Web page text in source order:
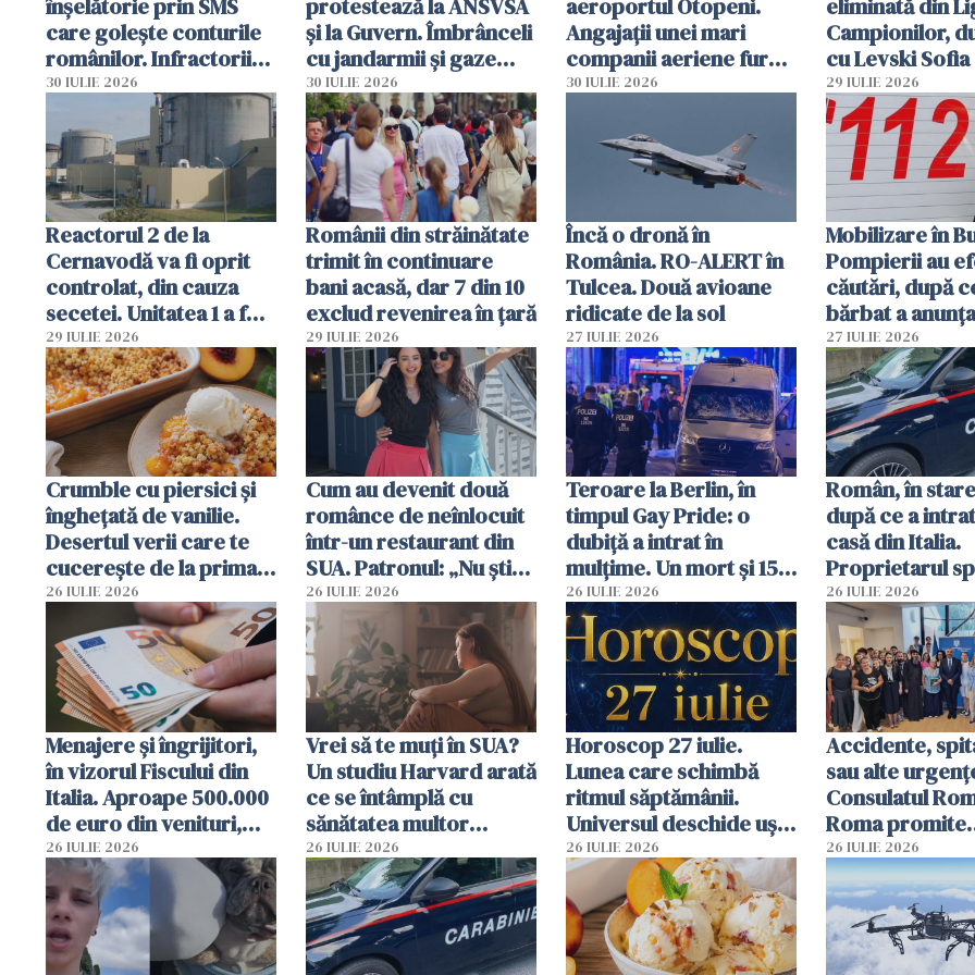
care golește conturile
românilor. Infractorii
folosesc numele
Ghișeul.ro și al Poliției
Române
30 IULIE 2026
și la Guvern. Îmbrânceli
cu jandarmii și gaze
lacrimogene
30 IULIE 2026
Angajații unei mari
companii aeriene furau
parfumuri, ceasuri și
vânzării
30 IULIE 2026
Campionilor,
cu Levski Sofia
29 IULIE 2026
Reactorul 2 de la
Cernavodă va fi oprit
controlat, din cauza
secetei. Unitatea 1 a fost
deja oprită
29 IULIE 2026
Românii din străinătate
trimit în continuare
bani acasă, dar 7 din 10
exclud revenirea în țară
29 IULIE 2026
Încă o dronă în
România. RO-ALERT în
Tulcea. Două avioane
ridicate de la sol
27 IULIE 2026
Mobilizare în
Pompierii au
căutări, după
bărbat a
că a văzut un
luminos
27 IULIE 2026
Crumble cu piersici și
înghețată de vanilie.
Desertul verii care te
cucerește de la prima
lingură
26 IULIE 2026
Cum au devenit două
românce de neînlocuit
într-un restaurant din
SUA. Patronul: „Nu știu
ce o să mă fac fără voi”
26 IULIE 2026
Teroare la Berlin, în
timpul Gay Pride: o
dubiță a intrat în
mulțime. Un mort și 15
răniți
26 IULIE 2026
Român, în
după ce a
casă din Italia.
Proprietarul
s-a apărat cu
26 IULIE 2026
Menajere și îngrijitori,
în vizorul Fiscului din
Italia. Aproape 500.000
de euro din venituri,
ascunși de autorități
26 IULIE 2026
Vrei să te muți în SUA?
Un studiu Harvard arată
ce se întâmplă cu
sănătatea multor
imigranți
26 IULIE 2026
Horoscop 27 iulie.
Lunea care schimbă
ritmul săptămânii.
Universul deschide uși
neașteptate pentru
unele zodii
26 IULIE 2026
Accidente,
sau alte
Consulatul
Roma promite
intervenții în
de ore
26 IULIE 2026